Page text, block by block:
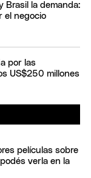
Brasil la demanda:
el negocio
por las
US$250 millones
películas sobre
verla en la